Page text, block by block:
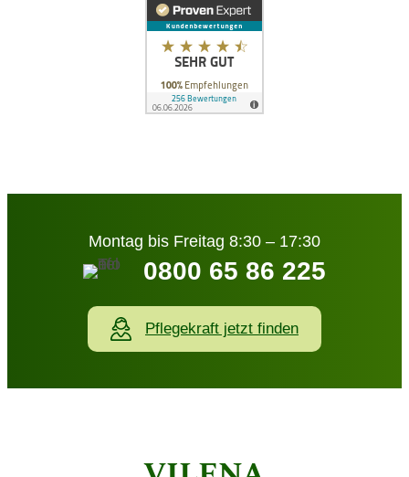
Montag bis Freitag 8:30 – 17:30
0800 65 86 225
Pflegekraft jetzt finden